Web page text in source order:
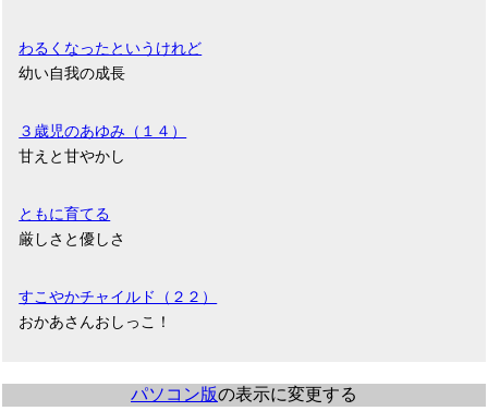
わるくなったというけれど
幼い自我の成長
３歳児のあゆみ（１４）
甘えと甘やかし
ともに育てる
厳しさと優しさ
すこやかチャイルド（２２）
おかあさんおしっこ！
パソコン版の表示に変更する